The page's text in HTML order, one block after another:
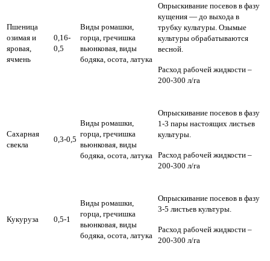
Пшеница
озимая и
яровая,
ячмень
0,16-
0,5
Виды ромашки,
горца, гречишка
вьюнковая, виды
бодяка, осота, латука
Опрыскивание посевов в фазу
кущения — до выхода в
трубку культуры. Озымые
культуры обрабатываются
весной.
Расход рабочей жидкости –
200-300 л/га
Сахарная
свекла
0,3-0,5
Виды ромашки,
горца, гречишка
вьюнковая, виды
бодяка, осота, латука
Опрыскивание посевов в фазу
1-3 пары настоящих листьев
культуры.
Расход рабочей жидкости –
200-300 л/га
Кукуруза 0,5-1
Виды ромашки,
горца, гречишка
вьюнковая, виды
бодяка, осота, латука
Опрыскивание посевов в фазу
3-5 листьев культуры.
Расход рабочей жидкости –
200-300 л/га